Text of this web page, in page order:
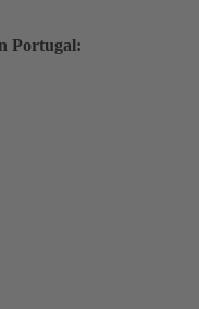
Portugal: